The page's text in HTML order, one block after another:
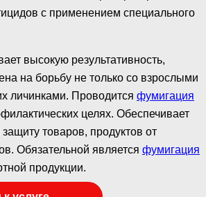
с применением специального
высокую результативность,
на борьбу не только со взрослыми
личинками. Проводится фумигация
целях. Обеспечивает
товаров, продуктов от
Обязательной является фумигация
продукции.